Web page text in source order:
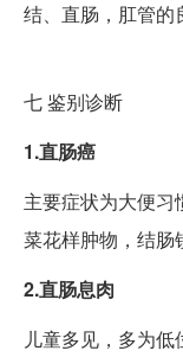
结、直肠，肛管的
七鉴别诊断
1.直肠癌
主要症状为大便习
菜花样肿物，结肠
2.直肠息肉
儿童多见，多为